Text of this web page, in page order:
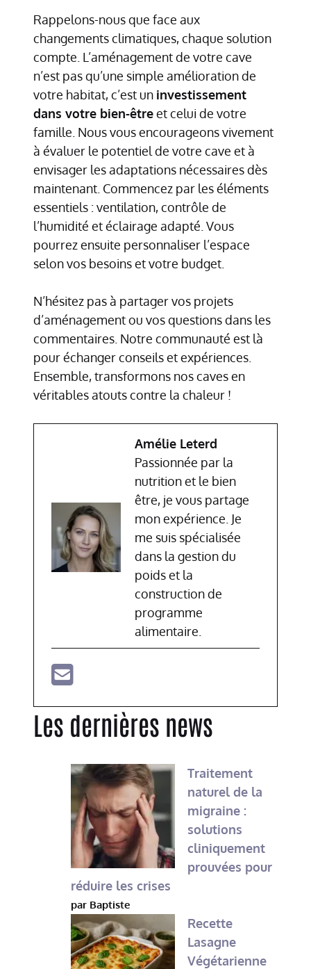
Rappelons-nous que face aux
changements climatiques, chaque solution
compte. L’aménagement de votre cave
n’est pas qu’une simple amélioration de
votre habitat, c’est un investissement
dans votre bien-êtreet celui de votre
famille. Nous vous encourageons vivement
à évaluer le potentiel de votre cave et à
envisager les adaptations nécessaires dès
maintenant. Commencez par les éléments
essentiels : ventilation, contrôle de
l’humidité et éclairage adapté. Vous
pourrez ensuite personnaliser l’espace
selon vos besoins et votre budget.
N’hésitez pas à partager vos projets
d’aménagement ou vos questions dans les
commentaires. Notre communauté est là
pour échanger conseils et expériences.
Ensemble, transformons nos caves en
véritables atouts contre la chaleur !
Amélie Leterd
Passionnée par la
nutrition et le bien
être, je vous partage
mon expérience. Je
me suis spécialisée
dans la gestion du
poids et la
construction de
programme
alimentaire.
Les dernières news
Traitement
naturel de la
migraine :
solutions
cliniquement
prouvées pour
réduire les crises
par Baptiste
Recette
Lasagne
Végétarienne